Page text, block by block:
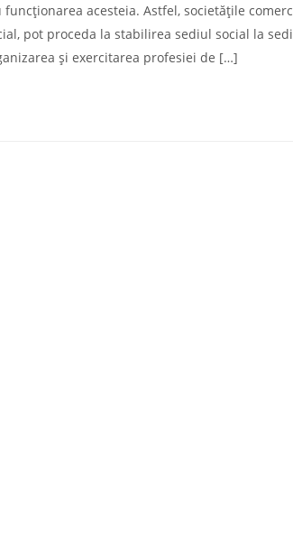
acesteia. Astfel, societățile
pot proceda la stabilirea sediul social la
și exercitarea profesiei de […]